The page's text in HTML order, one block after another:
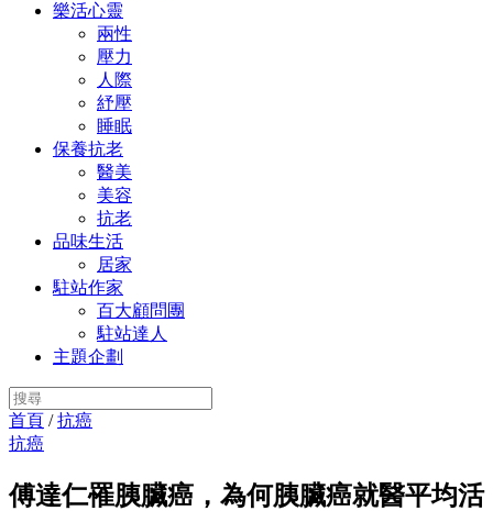
樂活心靈
兩性
壓力
人際
紓壓
睡眠
保養抗老
醫美
美容
抗老
品味生活
居家
駐站作家
百大顧問團
駐站達人
主題企劃
首頁 /抗癌
抗癌
傅達仁罹胰臟癌，為何胰臟癌就醫平均活